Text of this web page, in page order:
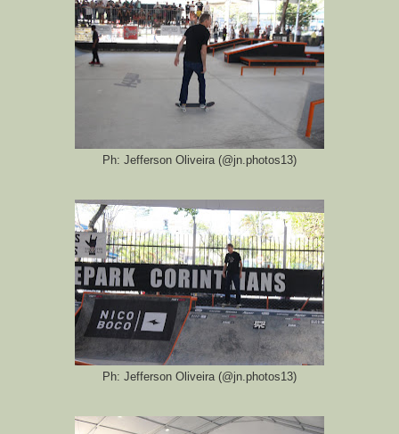
Ph: Jefferson Oliveira (@jn.photos13)
Ph: Jefferson Oliveira (@jn.photos13)